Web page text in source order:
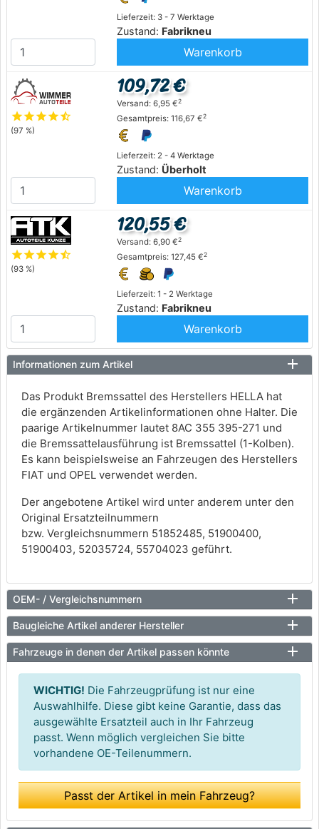
Lieferzeit: 3 - 7 Werktage
Zustand: Fabrikneu
Warenkorb
starstarstarstarstar_half
(97 %)
Lieferzeit: 2 - 4 Werktage
Zustand: Überholt
109,72 €
Versand: 6,95 €2
Gesamtpreis: 116,67 €2
Warenkorb
starstarstarstarstar_half
(93 %)
Lieferzeit: 1 - 2 Werktage
Zustand: Fabrikneu
120,55 €
Versand: 6,90 €2
Gesamtpreis: 127,45 €2
Warenkorb
Informationen zum Artikel
Das Produkt Bremssattel des Herstellers HELLA hat
die ergänzenden Artikelinformationen ohne Halter. Die
paarige Artikelnummer lautet 8AC 355 395-271 und
die Bremssattelausführung ist Bremssattel (1-Kolben).
Es kann beispielsweise an Fahrzeugen des Herstellers
FIAT und OPEL verwendet werden.
Der angebotene Artikel wird unter anderem unter den
Original Ersatzteilnummern
bzw. Vergleichsnummern 51852485, 51900400,
51900403, 52035724, 55704023 geführt.
OEM- / Vergleichsnummern
Baugleiche Artikel anderer Hersteller
Fahrzeuge in denen der Artikel passen könnte
WICHTIG! Die Fahrzeugprüfung ist nur eine
Auswahlhilfe. Diese gibt keine Garantie, dass das
ausgewählte Ersatzteil auch in Ihr Fahrzeug
passt. Wenn möglich vergleichen Sie bitte
vorhandene OE-Teilenummern.
Passt der Artikel in mein Fahrzeug?